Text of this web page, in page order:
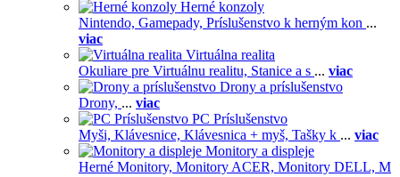
Herné konzoly
Nintendo, Gamepady, Príslušenstvo k herným kon ...
viac
Virtuálna realita
Okuliare pre Virtuálnu realitu, Stanice a s ... viac
Drony a príslušenstvo
Drony, ... viac
PC Príslušenstvo
Myši, Klávesnice, Klávesnica + myš, Tašky k ... viac
Monitory a displeje
Herné Monitory, Monitory ACER, Monitory DELL, M